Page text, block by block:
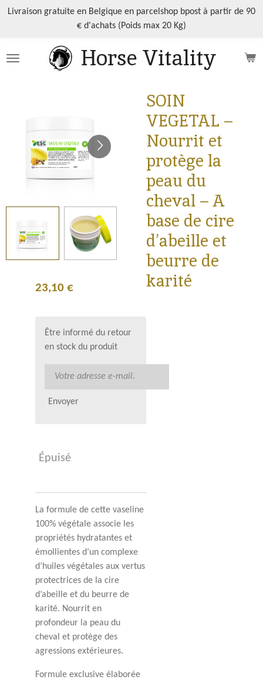
Passer
principal
Horse Vitality
Livraison gratuite en Belgique en parcelshop bpost à partir de 90
€ d'achats (Poids max 20 Kg)
SOIN
VEGETAL –
Nourrit et
protège la
peau du
cheval – A
base de cire
d’abeille et
beurre de
karité
23,10 €
Être informé du retour
en stock du produit
Envoyer
Épuisé
La formule de cette vaseline
100% végétale associe les
propriétés hydratantes et
émollientes d’un complexe
d’huiles végétales aux vertus
protectrices de la cire
d’abeille et du beurre de
karité. Nourrit en
profondeur la peau du
cheval et protège des
agressions extérieures.
Formule exclusive élaborée